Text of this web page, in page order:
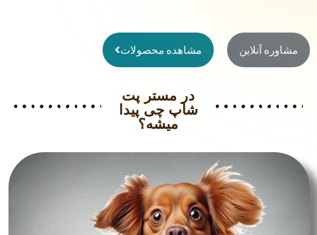
مشاوره آنلاین مشاهده محصولات
در مستر پت
شاپ چی پیدا
میشه؟